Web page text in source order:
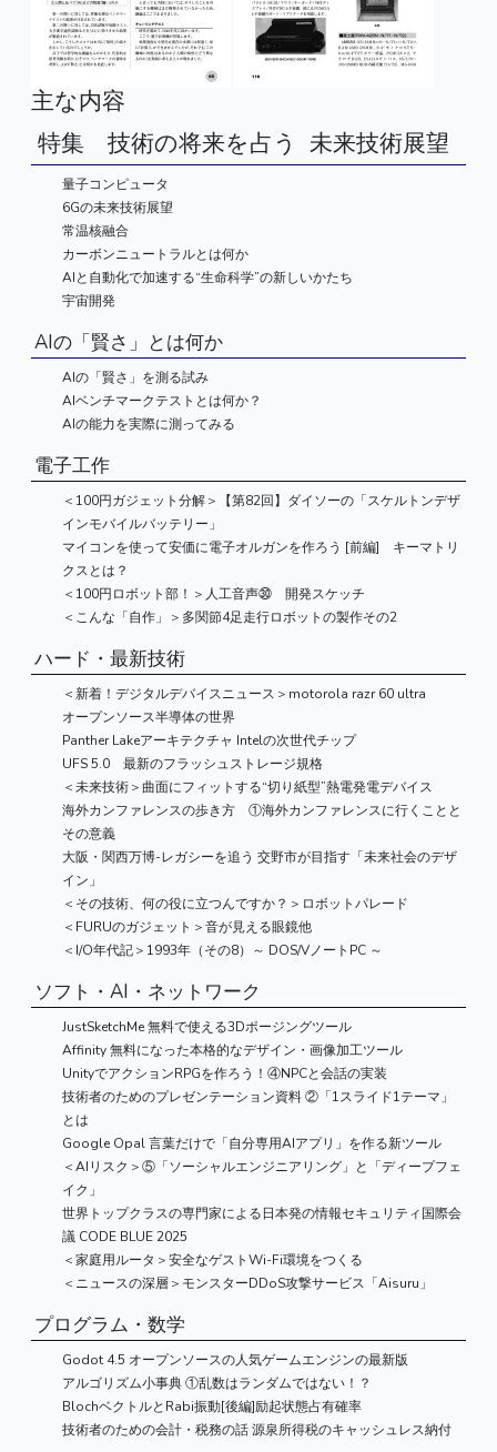
主な内容
特集 技術の将来を占う 未来技術展望
量子コンピュータ
6Gの未来技術展望
常温核融合
カーボンニュートラルとは何か
AIと自動化で加速する“生命科学”の新しいかたち
宇宙開発
AIの「賢さ」とは何か
AIの「賢さ」を測る試み
AIベンチマークテストとは何か？
AIの能力を実際に測ってみる
電子工作
＜100円ガジェット分解＞【第82回】ダイソーの「スケルトンデザ
インモバイルバッテリー」
マイコンを使って安価に電子オルガンを作ろう [前編] キーマトリ
クスとは？
＜100円ロボット部！＞人工音声㉚ 開発スケッチ
＜こんな「自作」＞多関節4足走行ロボットの製作その2
ハード・最新技術
＜新着！デジタルデバイスニュース＞motorola razr 60 ultra
オープンソース半導体の世界
Panther Lakeアーキテクチャ Intelの次世代チップ
UFS 5.0 最新のフラッシュストレージ規格
＜未来技術＞曲面にフィットする“切り紙型”熱電発電デバイス
海外カンファレンスの歩き方 ①海外カンファレンスに行くことと
その意義
大阪・関西万博-レガシーを追う 交野市が目指す「未来社会のデザ
イン」
＜その技術、何の役に立つんですか？＞ロボットパレード
＜FURUのガジェット＞音が見える眼鏡他
＜I/O年代記＞1993年（その8）～ DOS/VノートPC ～
ソフト・AI・ネットワーク
JustSketchMe 無料で使える3Dポージングツール
Affinity 無料になった本格的なデザイン・画像加工ツール
UnityでアクションRPGを作ろう！④NPCと会話の実装
技術者のためのプレゼンテーション資料 ②「1スライド1テーマ」
とは
Google Opal 言葉だけで「自分専用AIアプリ」を作る新ツール
＜AIリスク＞⑤「ソーシャルエンジニアリング」と「ディープフェ
イク」
世界トップクラスの専門家による日本発の情報セキュリティ国際会
議 CODE BLUE 2025
＜家庭用ルータ＞安全なゲストWi-Fi環境をつくる
＜ニュースの深層＞モンスターDDoS攻撃サービス「Aisuru」
プログラム・数学
Godot 4.5 オープンソースの人気ゲームエンジンの最新版
アルゴリズム小事典 ①乱数はランダムではない！？
BlochベクトルとRabi振動[後編]励起状態占有確率
技術者のための会計・税務の話 源泉所得税のキャッシュレス納付